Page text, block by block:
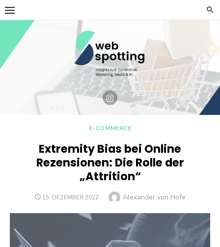
Skip
to
content
E-COMMERCE
Extremity Bias bei Online
Rezensionen: Die Rolle der
„Attrition“
POSTED
15. DEZEMBER 2022 Author
Alexander von Hofe